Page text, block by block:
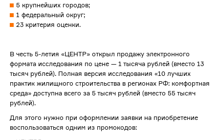
5 крупнейших городов;
1 федеральный округ;
23 критерия оценки.
В честь 5-летия «ЦЕНТР» открыл продажу электронного
формата исследования по цене — 1 тысяча рублей (вместо 13
тысяч рублей). Полная версия исследования «10 лучших
практик жилищного строительства в регионах РФ: комфортная
среда» доступна всего за 5 тысяч рублей (вместо 55 тысяч
рублей).
Для этого нужно при оформлении заявки на приобретение
воспользоваться одним из промокодов: